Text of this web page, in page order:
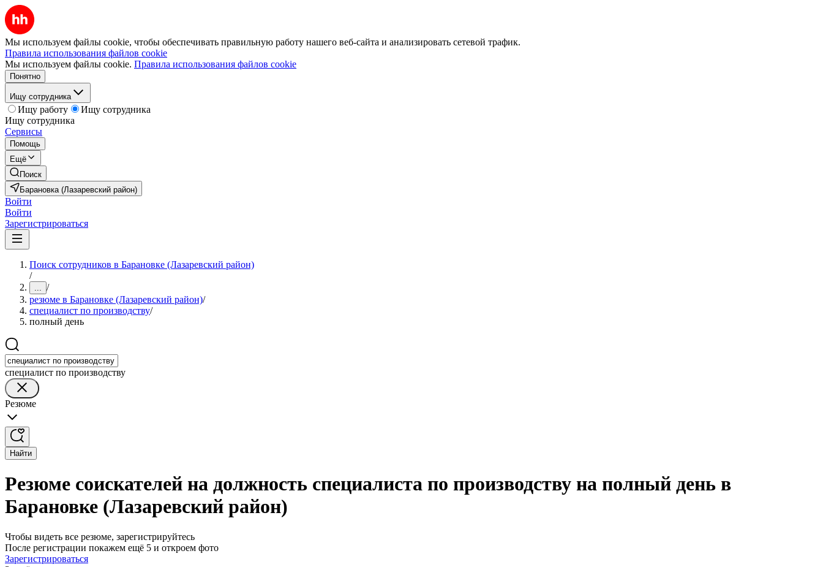
Мы используем файлы cookie, чтобы обеспечивать правильную работу нашего веб-сайта и анализировать сетевой трафик.
Правила использования файлов cookie
Мы используем файлы cookie. Правила использования файлов cookie
Понятно
Ищу сотрудника
Ищу работу
Ищу сотрудника
Ищу сотрудника
Сервисы
Помощь
Ещё
Поиск
Барановка (Лазаревский район)
Войти
Войти
Зарегистрироваться
Поиск сотрудников в Барановке (Лазаревский район)
/
... /
резюме в Барановке (Лазаревский район)/
специалист по производству/
полный день
специалист по производству
Резюме
Найти
Резюме соискателей на должность специалиста по производству на полный день в
Барановке (Лазаревский район)
Чтобы видеть все резюме, зарегистрируйтесь
После регистрации покажем ещё 5 и откроем фото
Зарегистрироваться